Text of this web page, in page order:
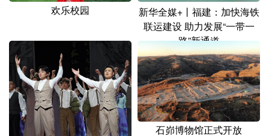
陕西 甘肃 青海 宁夏
黑龙江
多语种频道
English Español Français عربى
Русский язык 日本語 한국어
欢乐校园
新华全媒+丨福建：加快海铁
联运建设 助力发展“一带一
路”新通道
石峁博物馆正式开放